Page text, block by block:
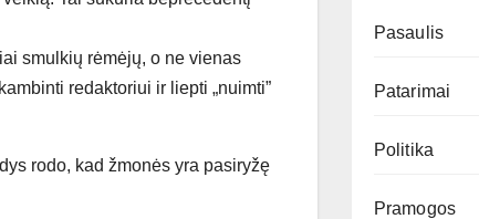
smulkių rėmėjų, o ne vienas
redaktoriui ir liepti „nuimti”
rodo, kad žmonės yra pasiryžę
Pasaulis
Patarimai
Politika
Pramogos